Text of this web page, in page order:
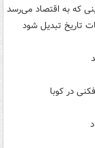
که به اقتصاد می‌رسد
تاریخ تبدیل شود
در کوبا